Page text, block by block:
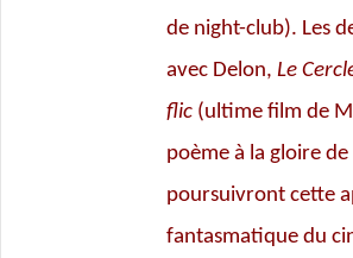
de night-club). Les
avec Delon,Le
flic (ultime film de
poème à la gloire de
poursuivront cette
fantasmatique du